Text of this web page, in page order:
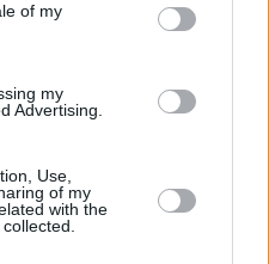
of my
my
Advertising.
Use,
of my
with the
το
της με την
tote